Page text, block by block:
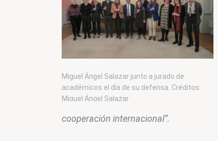
Miguel Ángel Salazar junto a jurado de
académicos el día de su defensa. Créditos:
Miguel Ángel Salazar
cooperación internacional”.